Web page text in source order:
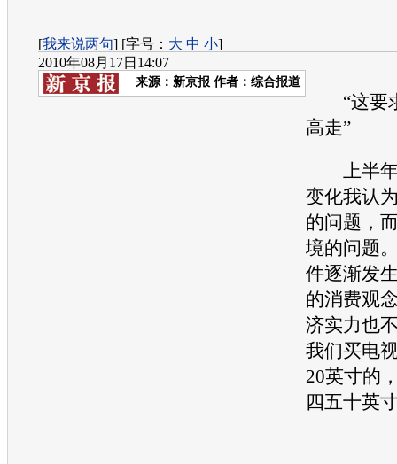
[我来说两句] [字号： 大 中 小]
2010年08月17日14:07
来源： 新京报 作者：综合报道
“这要
高走”
上半年
变化我认
的问题，
境的问题
件逐渐发
的消费观
济实力也
我们买电
20英寸的
四五十英